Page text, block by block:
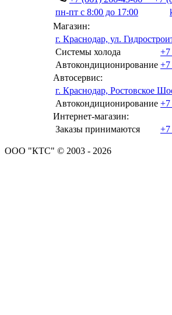
пн-пт с 8:00 до 17:00
Магазин:
г. Краснодар, ул.
Системы холода
+7
Автокондиционирование +7
Автосервис:
г. Краснодар, Ростовское
Автокондиционирование +7
Интернет-магазин:
Заказы принимаются
+7
ООО "КТС" © 2003 - 2026